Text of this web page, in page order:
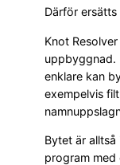
Därför ersätts
Knot
uppbyggnad.
enklare kan
exempelvis
Bytet är
program med